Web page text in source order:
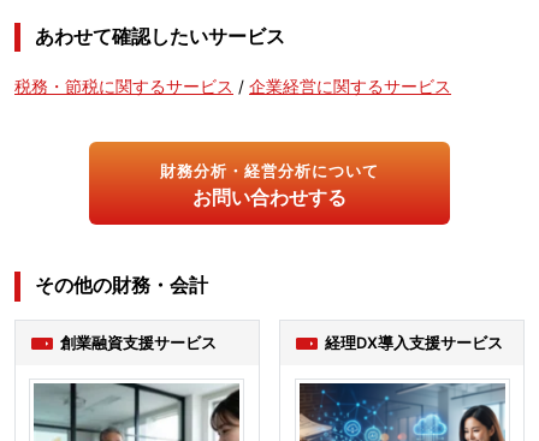
あわせて確認したいサービス
税務・節税に関するサービス / 企業経営に関するサービス
財務分析・経営分析について
お問い合わせする
その他の財務・会計
創業融資支援サービス 経理DX導入支援サービス